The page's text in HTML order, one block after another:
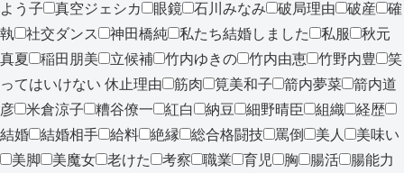
よう子
真空ジェシカ 眼鏡 石川みなみ 破局理由 破産
確
執
社交ダンス 神田橋純 私たち結婚しました 私服
秋元
真夏
稲田朋美 立候補 竹内ゆきの 竹内由恵 竹野内豊
笑
ってはいけない 休止理由
筋肉 筧美和子 箭内夢菜
箭内道
彦
米倉涼子 糟谷僚一 紅白 納豆 細野晴臣 組織
経歴
結婚
結婚相手 給料 絶縁 総合格闘技 罵倒 美人
美味い
美脚
美魔女 老けた 考察 職業 育児 胸 腸活
腸能力